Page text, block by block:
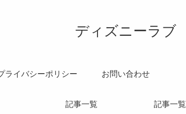
ディズニーラブ
ライバシーポリシー お問い合わせ
記事一覧 記事一覧